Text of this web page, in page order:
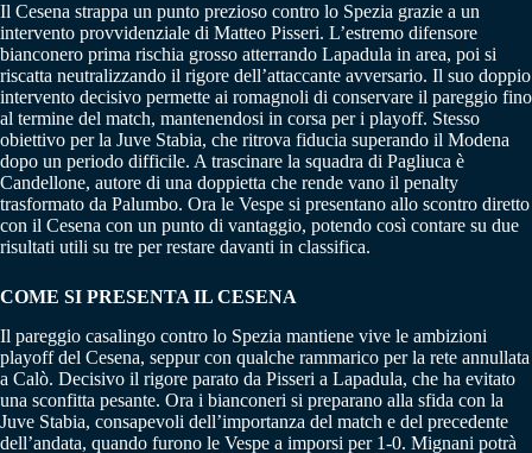
Il Cesena strappa un punto prezioso contro lo Spezia grazie a un
intervento provvidenziale di Matteo Pisseri. L’estremo difensore
bianconero prima rischia grosso atterrando Lapadula in area, poi si
riscatta neutralizzando il rigore dell’attaccante avversario. Il suo doppio
intervento decisivo permette ai romagnoli di conservare il pareggio fino
al termine del match, mantenendosi in corsa per i playoff. Stesso
obiettivo per la Juve Stabia, che ritrova fiducia superando il Modena
dopo un periodo difficile. A trascinare la squadra di Pagliuca è
Candellone, autore di una doppietta che rende vano il penalty
trasformato da Palumbo. Ora le Vespe si presentano allo scontro diretto
con il Cesena con un punto di vantaggio, potendo così contare su due
risultati utili su tre per restare davanti in classifica.
COME SI PRESENTA IL CESENA
Il pareggio casalingo contro lo Spezia mantiene vive le ambizioni
playoff del Cesena, seppur con qualche rammarico per la rete annullata
a Calò. Decisivo il rigore parato da Pisseri a Lapadula, che ha evitato
una sconfitta pesante. Ora i bianconeri si preparano alla sfida con la
Juve Stabia, consapevoli dell’importanza del match e del precedente
dell’andata, quando furono le Vespe a imporsi per 1-0. Mignani potrà